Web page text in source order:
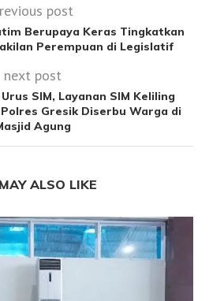
post
Berupaya Keras Tingkatkan
Perempuan di Legislatif
next post
SIM, Layanan SIM Keliling
Gresik Diserbu Warga di
Agung
ALSO LIKE